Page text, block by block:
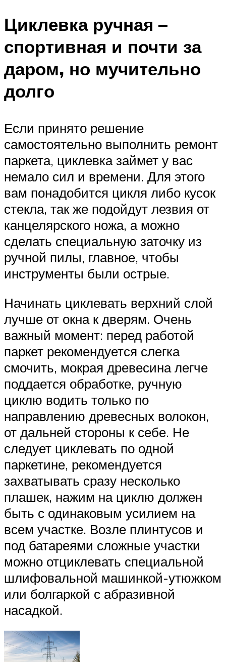
Циклевка ручная –
спортивная и почти за
даром, но мучительно
долго
Если принято решение
самостоятельно выполнить ремонт
паркета, циклевка займет у вас
немало сил и времени. Для этого
вам понадобится цикля либо кусок
стекла, так же подойдут лезвия от
канцелярского ножа, а можно
сделать специальную заточку из
ручной пилы, главное, чтобы
инструменты были острые.
Начинать циклевать верхний слой
лучше от окна к дверям. Очень
важный момент: перед работой
паркет рекомендуется слегка
смочить, мокрая древесина легче
поддается обработке, ручную
циклю водить только по
направлению древесных волокон,
от дальней стороны к себе. Не
следует циклевать по одной
паркетине, рекомендуется
захватывать сразу несколько
плашек, нажим на циклю должен
быть с одинаковым усилием на
всем участке. Возле плинтусов и
под батареями сложные участки
можно отциклевать специальной
шлифовальной машинкой-утюжком
или болгаркой с абразивной
насадкой.